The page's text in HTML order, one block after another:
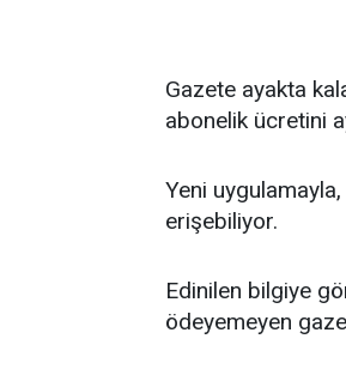
Gazete ayakta
abonelik ücretini
Yeni
erişebiliyor.
Edinilen bilgiye
ödeyemeyen